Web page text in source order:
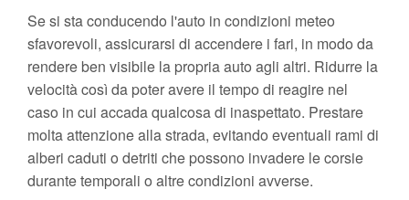
Se si sta conducendo l'auto in condizioni meteo
sfavorevoli, assicurarsi di accendere i fari, in modo da
rendere ben visibile la propria auto agli altri. Ridurre la
velocità così da poter avere il tempo di reagire nel
caso in cui accada qualcosa di inaspettato. Prestare
molta attenzione alla strada, evitando eventuali rami di
alberi caduti o detriti che possono invadere le corsie
durante temporali o altre condizioni avverse.